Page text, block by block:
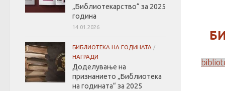
„Библиотекарство“ за 2025
година
14.01.2026
БИБЛИОТЕКА НА ГОДИНАТА /
НАГРАДИ
Доделување на
признанието „Библиотека
на годината“ за 2025